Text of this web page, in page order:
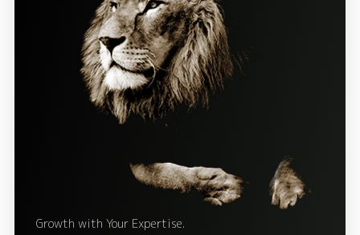
Growth with Your Expertise.